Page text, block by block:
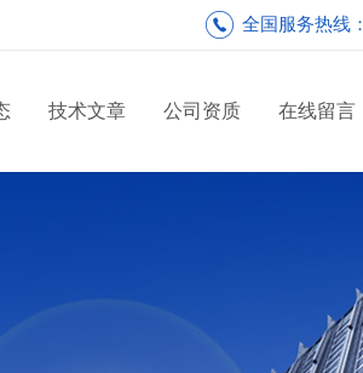
全国服务热线：
技术文章 公司资质 在线留言